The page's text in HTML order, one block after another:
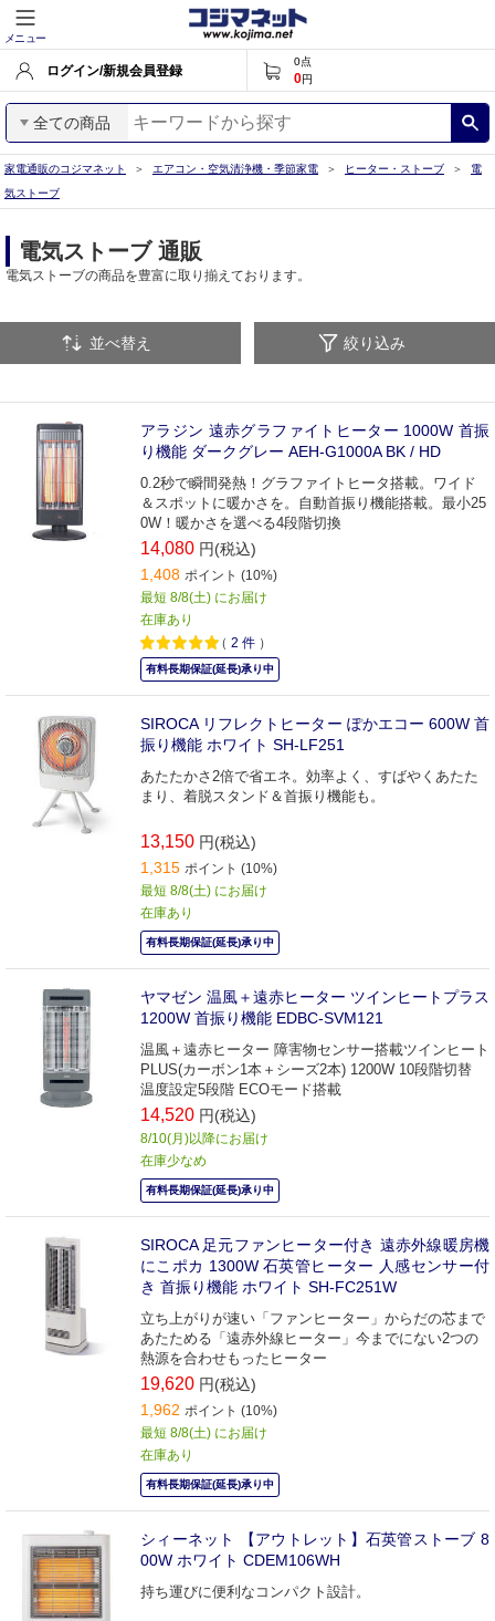
メニュー
ログイン/新規会員登録
0点
0円
全ての商品
家電通販のコジマネット エアコン・空気清浄機・季節家電 ヒーター・ストーブ
電
気ストーブ
電気ストーブ 通販
電気ストーブの商品を豊富に取り揃えております。
並べ替え 絞り込み
アラジン 遠赤グラファイトヒーター 1000W 首振
り機能 ダークグレー AEH-G1000A BK / HD
0.2秒で瞬間発熱！グラファイトヒータ搭載。ワイド
＆スポットに暖かさを。自動首振り機能搭載。最小25
0W！暖かさを選べる4段階切換
14,080 円(税込)
1,408 ポイント (10%)
最短 8/8(土) にお届け
在庫あり
（ 2 件 ）
有料長期保証(延長)承り中
SIROCA リフレクトヒーター ぽかエコー 600W 首
振り機能 ホワイト SH-LF251
あたたかさ2倍で省エネ。効率よく、すばやくあたた
まり、着脱スタンド＆首振り機能も。
13,150 円(税込)
1,315 ポイント (10%)
最短 8/8(土) にお届け
在庫あり
有料長期保証(延長)承り中
ヤマゼン 温風＋遠赤ヒーター ツインヒートプラス
1200W 首振り機能 EDBC-SVM121
温風＋遠赤ヒーター 障害物センサー搭載ツインヒート
PLUS(カーボン1本＋シーズ2本) 1200W 10段階切替
温度設定5段階 ECOモード搭載
14,520 円(税込)
8/10(月)以降にお届け
在庫少なめ
有料長期保証(延長)承り中
SIROCA 足元ファンヒーター付き 遠赤外線暖房機
にこポカ 1300W 石英管ヒーター 人感センサー付
き 首振り機能 ホワイト SH-FC251W
立ち上がりが速い「ファンヒーター」からだの芯まで
あたためる「遠赤外線ヒーター」今までにない2つの
熱源を合わせもったヒーター
19,620 円(税込)
1,962 ポイント (10%)
最短 8/8(土) にお届け
在庫あり
有料長期保証(延長)承り中
シィーネット 【アウトレット】石英管ストーブ 8
00W ホワイト CDEM106WH
持ち運びに便利なコンパクト設計。